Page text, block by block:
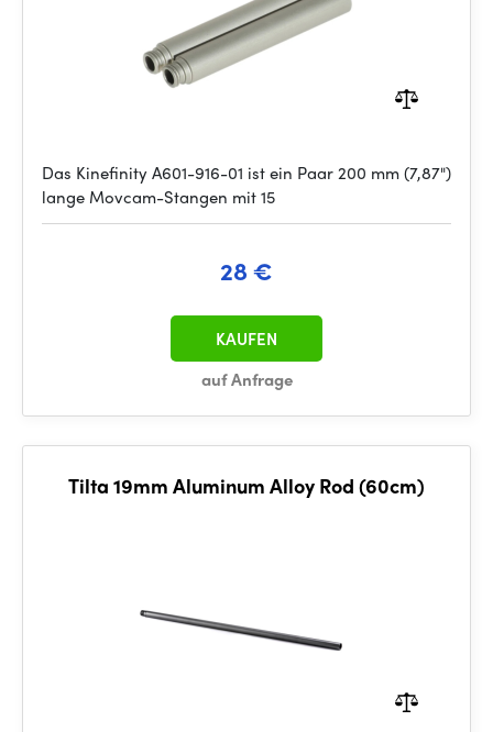
Das Kinefinity A601-916-01 ist ein Paar 200 mm (7,87")
lange Movcam-Stangen mit 15
28 €
auf Anfrage
KAUFEN
Tilta 19mm Aluminum Alloy Rod (60cm)